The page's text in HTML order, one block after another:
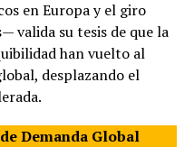
en Europa y el giro
valida su tesis de que la
han vuelto al
desplazando el
Demanda Global